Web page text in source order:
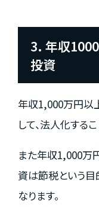
3. 年収
投資
年収1,000万円以
して、法人化する
また年収1,000万
資は節税という目
なります。